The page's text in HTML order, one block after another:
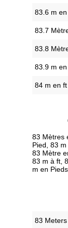
83.6 m en
83.7
83.8
83.9 m
84 m en ft
83 Mètres
Pied, 83
83 Mètre
83 m à ft,
m en
‎83